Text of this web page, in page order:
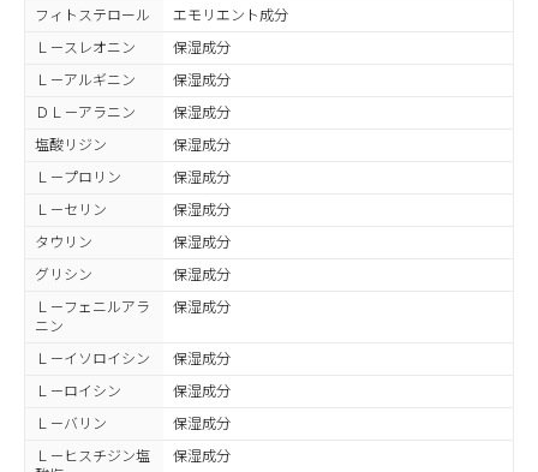
フィトステロール
エモリエント成分
Ｌ－スレオニン
保湿成分
Ｌ－アルギニン
保湿成分
ＤＬ－アラニン
保湿成分
塩酸リジン
保湿成分
Ｌ－プロリン
保湿成分
Ｌ－セリン
保湿成分
タウリン
保湿成分
グリシン
保湿成分
Ｌ－フェニルアラ
ニン
保湿成分
Ｌ－イソロイシン
保湿成分
Ｌ－ロイシン
保湿成分
Ｌ－バリン
保湿成分
Ｌ－ヒスチジン塩
保湿成分